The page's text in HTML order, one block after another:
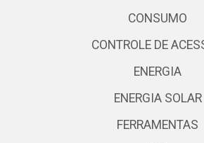
CONSUMO
CONTROLE DE
ENERGIA
ENERGIA SOLAR
FERRAMENTAS